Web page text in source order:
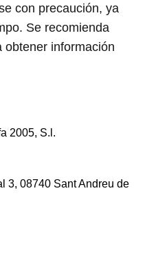
con precaución, ya
Se recomienda
obtener información
2005, S.l.
3, 08740 Sant Andreu de